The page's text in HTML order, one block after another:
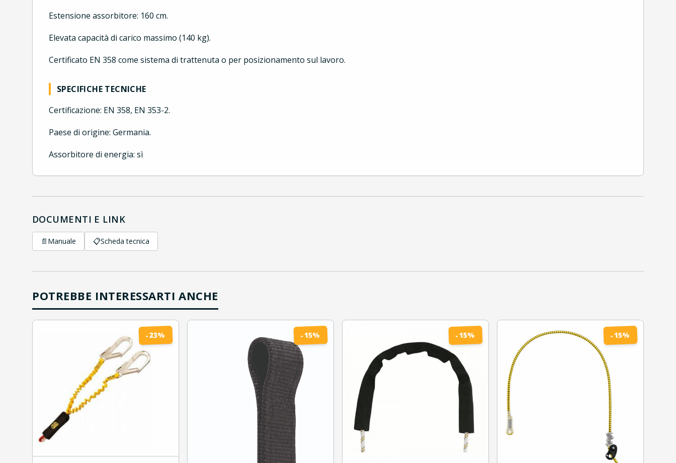
Estensione assorbitore: 160 cm.
Elevata capacità di carico massimo (140 kg).
Certificato EN 358 come sistema di trattenuta o per posizionamento sul lavoro.
SPECIFICHE TECNICHE
Certificazione: EN 358, EN 353-2.
Paese di origine: Germania.
Assorbitore di energia: sì
DOCUMENTI E LINK
📄 Manuale 📋Scheda tecnica
POTREBBE INTERESSARTI ANCHE
-23% -15% -15% -15%